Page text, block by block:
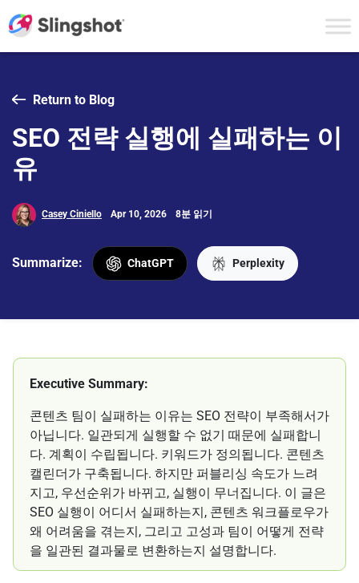
Return to Blog
SEO 전략 실행에 실패하는 이
유
Casey Ciniello Apr 10, 2026 8분 읽기
Summarize: ChatGPT Perplexity
Executive Summary:
콘텐츠 팀이 실패하는 이유는 SEO 전략이 부족해서가
아닙니다. 일관되게 실행할 수 없기 때문에 실패합니
다. 계획이 수립됩니다. 키워드가 정의됩니다. 콘텐츠
캘린더가 구축됩니다. 하지만 퍼블리싱 속도가 느려
지고, 우선순위가 바뀌고, 실행이 무너집니다. 이 글은
SEO 실행이 어디서 실패하는지, 콘텐츠 워크플로우가
왜 어려움을 겪는지, 그리고 고성과 팀이 어떻게 전략
을 일관된 결과물로 변환하는지 설명합니다.